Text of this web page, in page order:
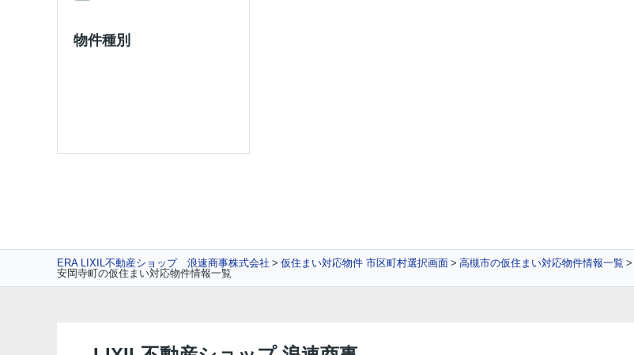
物件種別
ERA LIXIL不動産ショップ 浪速商事株式会社 仮住まい対応物件 市区町村選択画面 高槻市の仮住まい対応物件情報一覧
安岡寺町の仮住まい対応物件情報一覧